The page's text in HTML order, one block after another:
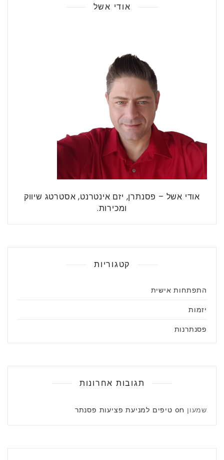
אודי אשל
אודי אשל – פסנתרן, יזם אינטרנט, אסטרטג שיווק
ומכירות.
קטגוריות
התפתחות אישית
יזמות
פסנתרנות
תגובות אחרונות
שמעון טיפים למניעת פציעות פסנתר